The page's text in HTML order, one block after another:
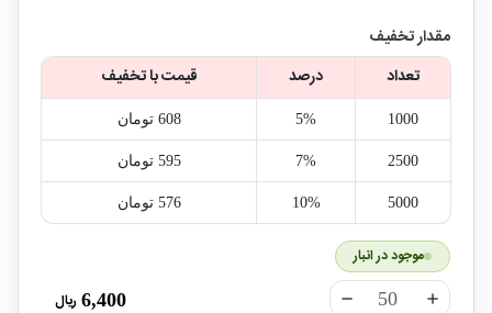
مقدار تخفیف
تعداد
درصد قیمت با تخفیف
1000
5% 608‎ تومان
2500
7% 595‎ تومان
5000
10% 576‎ تومان
موجود در انبار
remove add
6,400 ریال